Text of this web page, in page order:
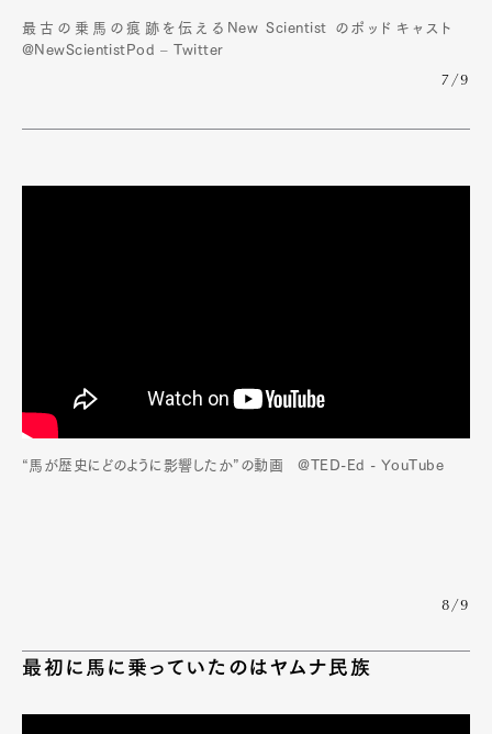
最古の乗馬の痕跡を伝えるNew Scientist のポッドキャスト
@NewScientistPod – Twitter
7/9
“馬が歴史にどのように影響したか”の動画 @TED-Ed - YouTube
8/9
最初に馬に乗っていたのはヤムナ民族